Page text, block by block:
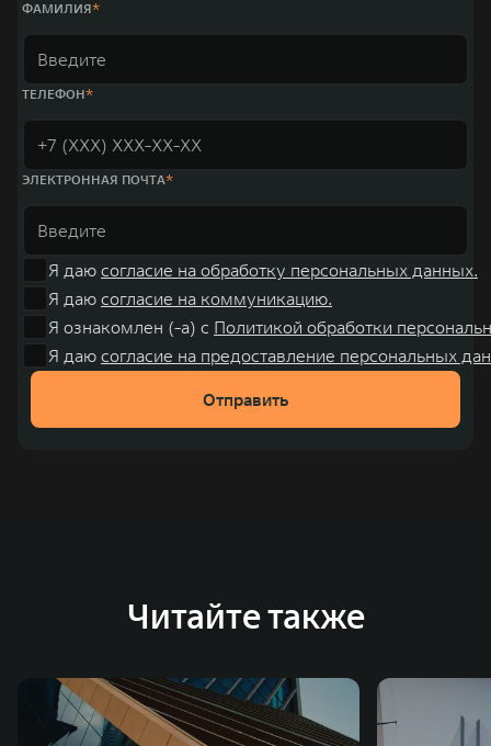
ФАМИЛИЯ
ТЕЛЕФОН
ЭЛЕКТРОННАЯ ПОЧТА
Я даю согласие на обработку персональных данных.
Я даю согласие на коммуникацию.
Я ознакомлен (-а) с Политикой обработки
Я даю согласие на предоставление персональных
Отправить
Читайте также